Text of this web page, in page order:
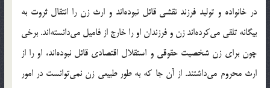
در خانواده و تولید فرزند نقشی قائل نبوده‌اند و ارث زن را انتقال ثروت به
بیگانه تلقی می‌کرده‌اند زن و فرزندان او را خارج از فامیل می‌دانسته‌اند. برخی
چون برای زن شخصیت حقوقی و استقلال اقتصادی قائل نبوده‌اند، او را از
ارث محروم می‌داشتند. از آن جا که به طور طبیعی زن نمی‌توانست در امور